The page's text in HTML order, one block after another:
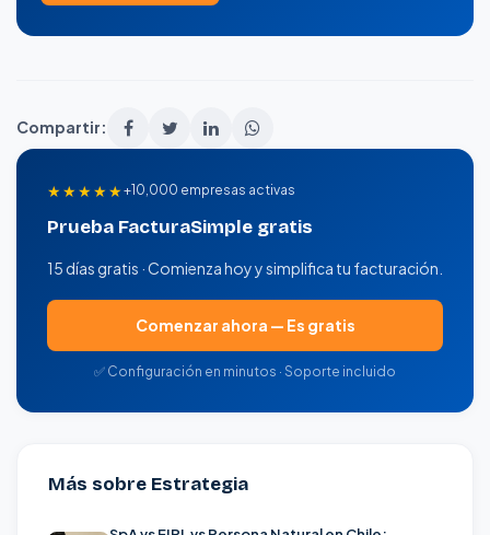
Compartir:
★★★★★+10,000 empresas activas
Prueba FacturaSimple gratis
15 días gratis · Comienza hoy y simplifica tu facturación.
Comenzar ahora — Es gratis
✅ Configuración en minutos · Soporte incluido
Más sobre Estrategia